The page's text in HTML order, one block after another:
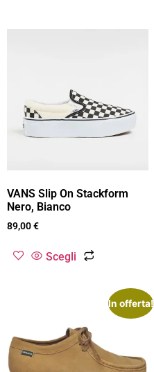
VANS Slip On Stackform
Nero, Bianco
89,00€
Scegli
In offerta!